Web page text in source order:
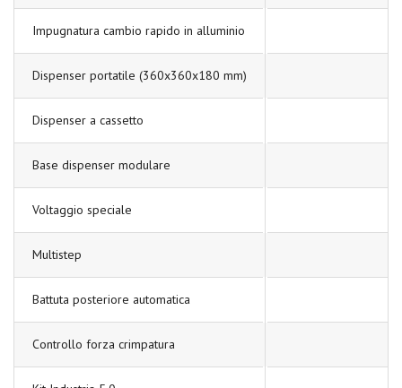
Impugnatura cambio rapido in alluminio
Dispenser portatile (360x360x180 mm)
Dispenser a cassetto
Base dispenser modulare
Voltaggio speciale
Multistep
Battuta posteriore automatica
Controllo forza crimpatura